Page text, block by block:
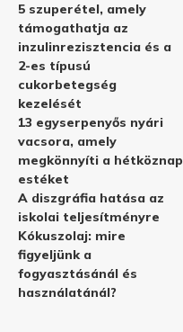
5 szuperétel, amely
támogathatja az
inzulinrezisztencia és a
2-es típusú
cukorbetegség
kezelését
13 egyserpenyős nyári
vacsora, amely
megkönnyíti a hétköznap
estéket
A diszgráfia hatása az
iskolai teljesítményre
Kókuszolaj: mire
figyeljünk a
fogyasztásánál és
használatánál?